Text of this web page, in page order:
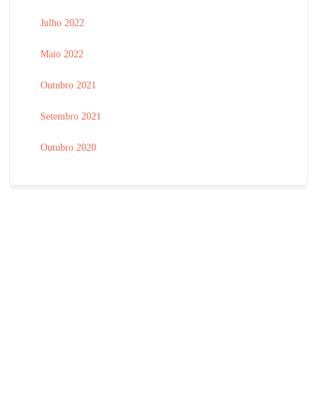
Julho 2022
Maio 2022
Outubro 2021
Setembro 2021
Outubro 2020